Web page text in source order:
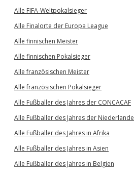
Alle FIFA-Weltpokalsieger
Alle Finalorte der Europa League
Alle finnischen Meister
Alle finnischen Pokalsieger
Alle französischen Meister
Alle französischen Pokalsieger
Alle Fußballer des Jahres der CONCACAF
Alle Fußballer des Jahres der Niederlande
Alle Fußballer des Jahres in Afrika
Alle Fußballer des Jahres in Asien
Alle Fußballer des Jahres in Belgien